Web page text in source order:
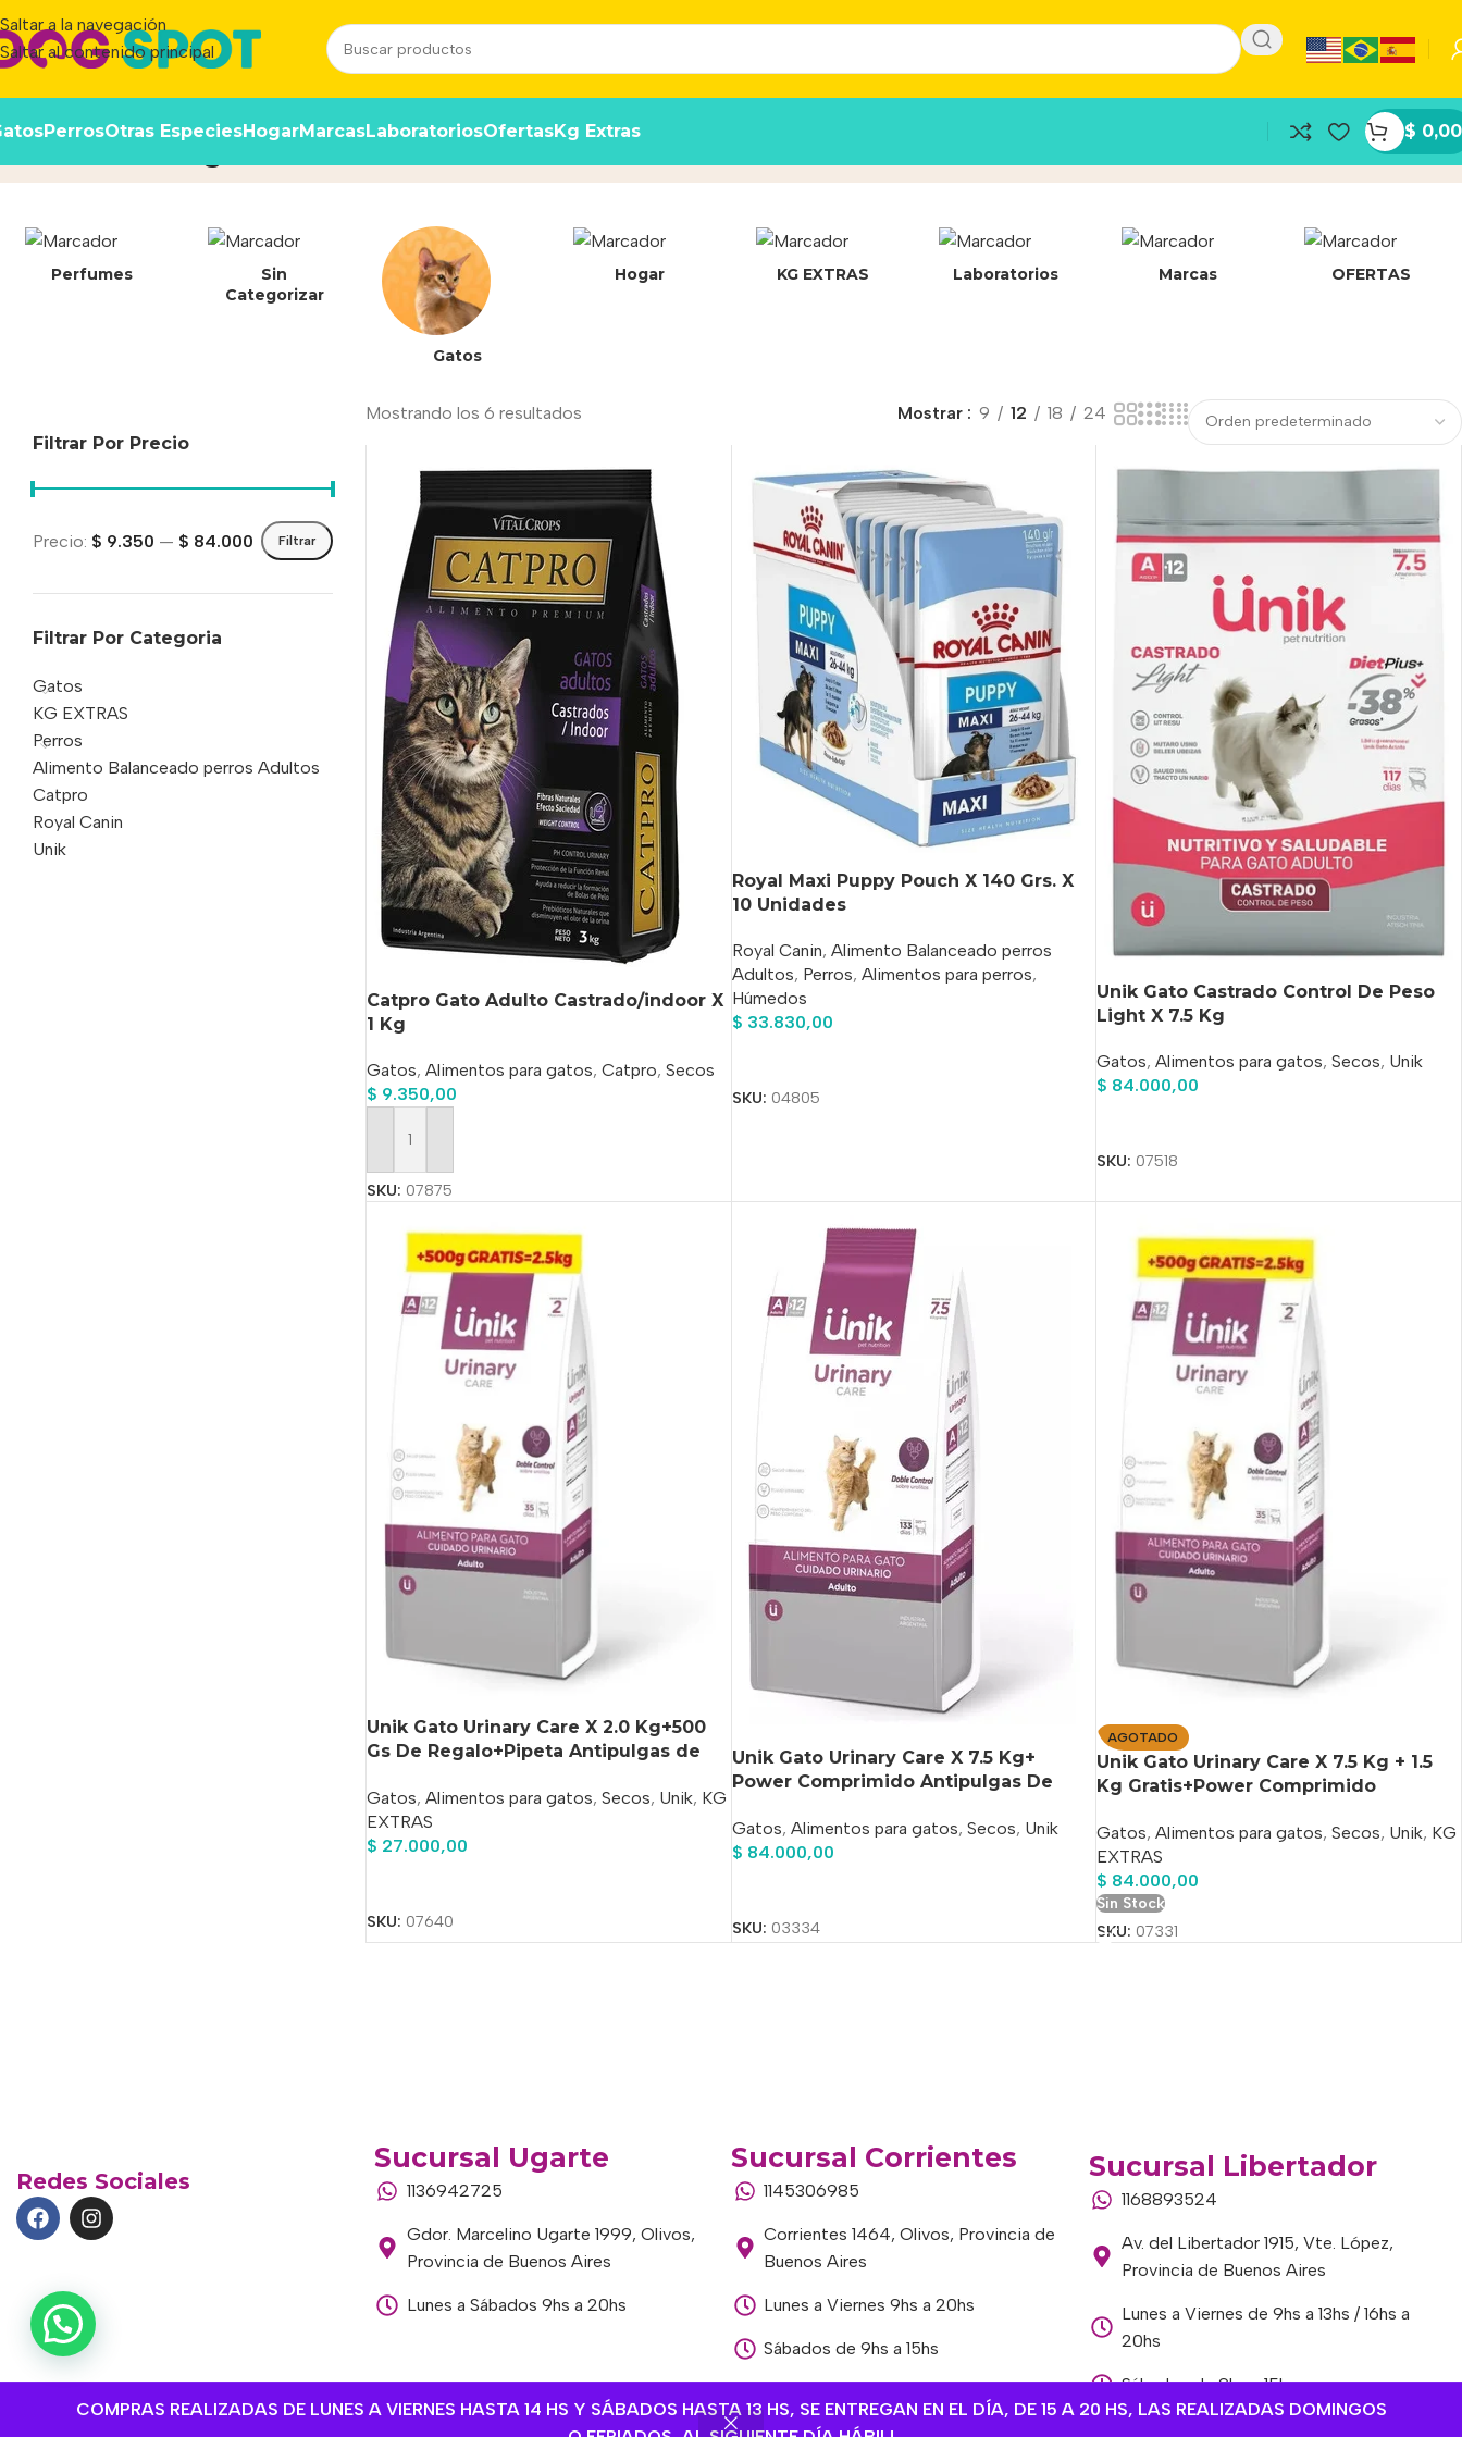
COMPRAS REALIZADAS DE LUNES A VIERNES HASTA 14 HS Y SÁBADOS HASTA 13 HS, SE ENTREGAN EN EL DÍA, DE 15 A 20 HS, LAS REALIZADAS DOMINGOS
Saltar a la navegación
Saltar al contenido principal
PerrosOtras EspeciesHogarMarcasLaboratoriosOfertasKg Extras $ 0,00
Gluten de trigo
Perfumes
Sin
Categorizar
Gatos
Hogar KG EXTRAS Laboratorios Marcas OFERTAS
Filtrar Por Precio
Filtrar
Precio: $ 9.350 — $ 84.000
Filtrar Por Categoria
Gatos
KG EXTRAS
Perros
Alimento Balanceado perros Adultos
Catpro
Royal Canin
Unik
Mostrando los 6 resultados Mostrar 9 12 18 24
Catpro Gato Adulto Castrado/indoor X
1 Kg
Gatos, Alimentos para gatos, Catpro, Secos
$ 9.350,00
Añadir Al Carrito
SKU: 07875
Royal Maxi Puppy Pouch X 140 Grs. X
10 Unidades
Royal Canin, Alimento Balanceado perros
Adultos, Perros, Alimentos para perros,
Húmedos
$ 33.830,00
SKU: 04805
Unik Gato Castrado Control De Peso
Light X 7.5 Kg
Gatos, Alimentos para gatos, Secos, Unik
$ 84.000,00
SKU: 07518
Unik Gato Urinary Care X 2.0 Kg+500
Gs De Regalo+Pipeta Antipulgas de
Gatos, Alimentos para gatos, Secos, Unik, KG
EXTRAS
$ 27.000,00
SKU: 07640
Unik Gato Urinary Care X 7.5 Kg+
Power Comprimido Antipulgas De
Gatos, Alimentos para gatos, Secos, Unik
$ 84.000,00
SKU: 03334
AGOTADO
Unik Gato Urinary Care X 7.5 Kg + 1.5
Kg Gratis+Power Comprimido
Gatos, Alimentos para gatos, Secos, Unik, KG
EXTRAS
$ 84.000,00
Sin Stock
SKU: 07331
Redes Sociales
Sucursal Ugarte
1136942725
Gdor. Marcelino Ugarte 1999, Olivos,
Provincia de Buenos Aires
Lunes a Sábados 9hs a 20hs
Sucursal Corrientes
1145306985
Corrientes 1464, Olivos, Provincia de
Buenos Aires
Lunes a Viernes 9hs a 20hs
Sábados de 9hs a 15hs
Sucursal Libertador
1168893524
Av. del Libertador 1915, Vte. López,
Provincia de Buenos Aires
Lunes a Viernes de 9hs a 13hs / 16hs a
20hs
Sábados de 9hs a 15hs